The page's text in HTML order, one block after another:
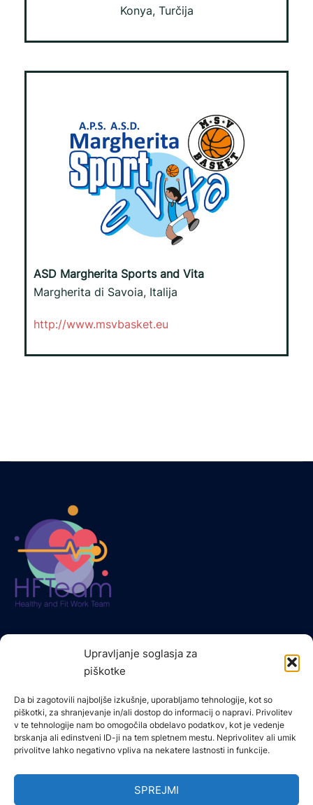
Upravljanje soglasja za
piškotke
Da bi zagotovili najboljše izkušnje, uporabljamo tehnologije, kot so
piškotki, za shranjevanje in/ali dostop do informacij o napravi. Privolitev
v te tehnologije nam bo omogočila obdelavo podatkov, kot je vedenje
brskanja ali edinstveni ID-ji na tem spletnem mestu. Neprivolitev ali umik
privolitve lahko negativno vpliva na nekatere lastnosti in funkcije.
SPREJMI
Konya, Turčija
ASD Margherita Sports and Vita
Margherita di Savoia, Italija
http://www.msvbasket.eu
STOPITE V STIK Z NAMI
Borova vas 1, 2000, Maribor, Slovenia
+386 40464 779